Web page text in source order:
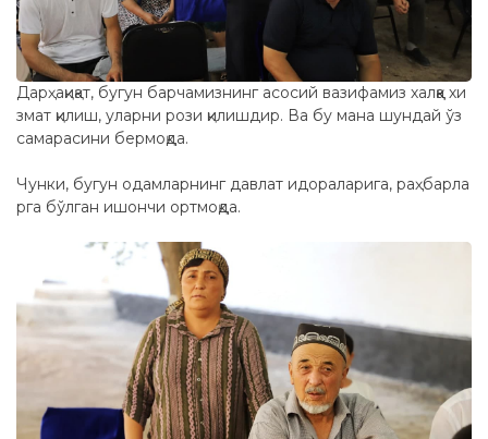
Дарҳақиқат, бугун барчамизнинг асосий вазифамиз халққа хи
змат қилиш, уларни рози қилишдир. Ва бу мана шундай ўз
самарасини бермоқда.
Чунки, бугун одамларнинг давлат идораларига, раҳбарла
рга бўлган ишончи ортмоқда.